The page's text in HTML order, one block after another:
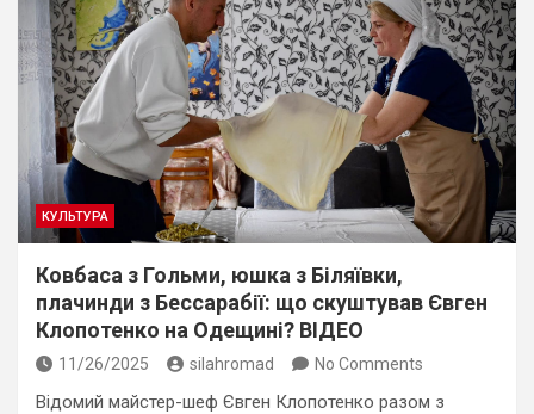
КУЛЬТУРА
Ковбаса з Гольми, юшка з Біляївки,
плачинди з Бессарабії: що скуштував Євген
Клопотенко на Одещині? ВІДЕО
11/26/2025 silahromad No Comments
Відомий майстер-шеф Євген Клопотенко разом з